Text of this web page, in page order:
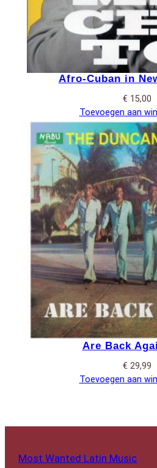
Afro-Cuban in
€ 15,00
Toevoegen aan
Are Back
€ 29,99
Toevoegen aan
Most Wanted Latin Music